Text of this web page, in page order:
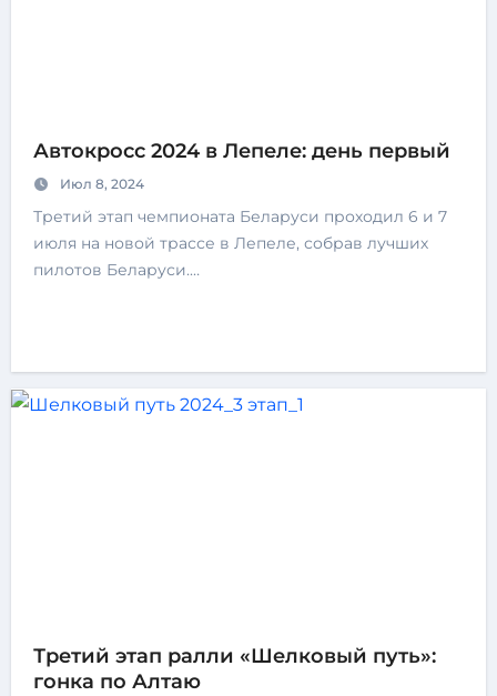
Автокросс 2024 в Лепеле: день первый
Июл 8, 2024
Третий этап чемпионата Беларуси проходил 6 и 7
июля на новой трассе в Лепеле, собрав лучших
пилотов Беларуси.…
Третий этап ралли «Шелковый путь»:
гонка по Алтаю